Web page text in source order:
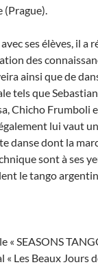
(Prague).
ses élèves, il a
des
ainsi que de
tels que
Chicho Frumboli
lui vaut
danse dont la
sont à ses
le tango
« SEASONS
Les Beaux Jours